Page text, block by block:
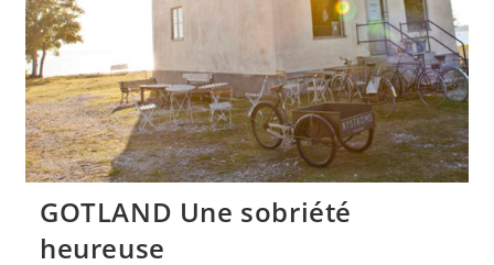
GOTLAND Une sobriété
heureuse